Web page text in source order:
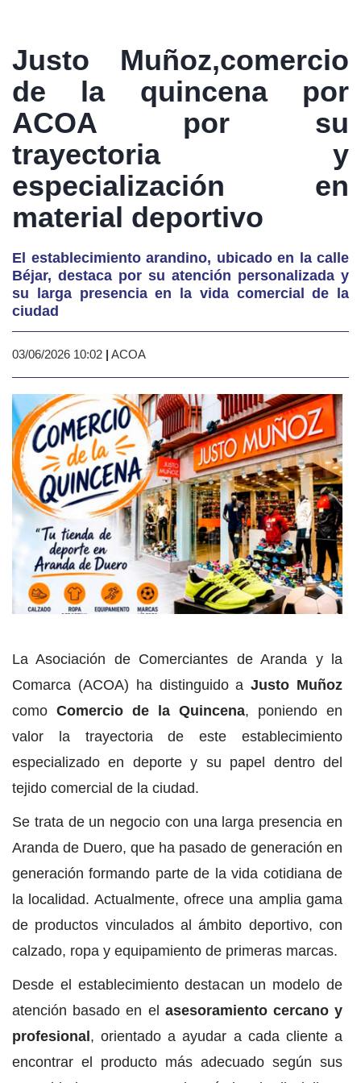
Justo Muñoz,comercio
de la quincena por
ACOA por su
trayectoria y
especialización en
material deportivo
El establecimiento arandino, ubicado en la calle
Béjar, destaca por su atención personalizada y
su larga presencia en la vida comercial de la
ciudad
03/06/2026 10:02 | ACOA
La Asociación de Comerciantes de Aranda y la
Comarca (ACOA) ha distinguido aJusto Muñoz
como Comercio de la Quincena, poniendo en
valor la trayectoria de este establecimiento
especializado en deporte y su papel dentro del
tejido comercial de la ciudad.
Se trata de un negocio con una larga presencia en
Aranda de Duero, que ha pasado de generación en
generación formando parte de la vida cotidiana de
la localidad. Actualmente, ofrece una amplia gama
de productos vinculados al ámbito deportivo, con
calzado, ropa y equipamiento de primeras marcas.
Desde el establecimiento destacan un modelo de
atención basado en el asesoramiento cercano y
profesional , orientado a ayudar a cada cliente a
encontrar el producto más adecuado según sus